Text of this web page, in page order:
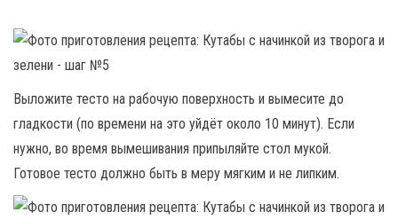
Выложите тесто на рабочую поверхность и вымесите до
гладкости (по времени на это уйдёт около 10 минут). Если
нужно, во время вымешивания припыляйте стол мукой.
Готовое тесто должно быть в меру мягким и не липким.